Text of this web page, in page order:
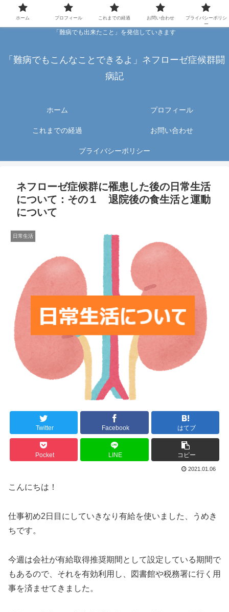
「難病でも出来たこと」を発信していきます
「難病でもこんなことできるよ」ネフローゼ症候群闘
病記
ホーム プロフィール
これまでの経過 お問い合わせ
プライバシーポリシー
ネフローゼ症候群に罹患した後の日常生活
について：その１ 退院後の食生活と運動
について
日常生活
Twitter Facebook はてブ
Pocket LINE コピー
2021.01.06
こんにちは！
仕事初め2日目にしていきなり有給を使いました、うめき
ちです。
今週は会社が有給取得推奨期間として設定している期間で
もあるので、それを有効利用し、図書館や税務署に行く用
事を済ませてきました。
ホーム プロフィール これまでの経過 お問い合わせ
プライバシーポリシ
ー